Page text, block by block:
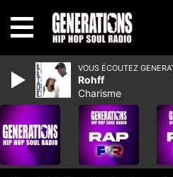
VOUS ÉCOUTEZ
Rohff
Charisme